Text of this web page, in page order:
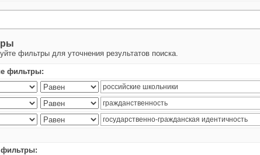
фильтры для уточнения результатов поиска.
фильтры: